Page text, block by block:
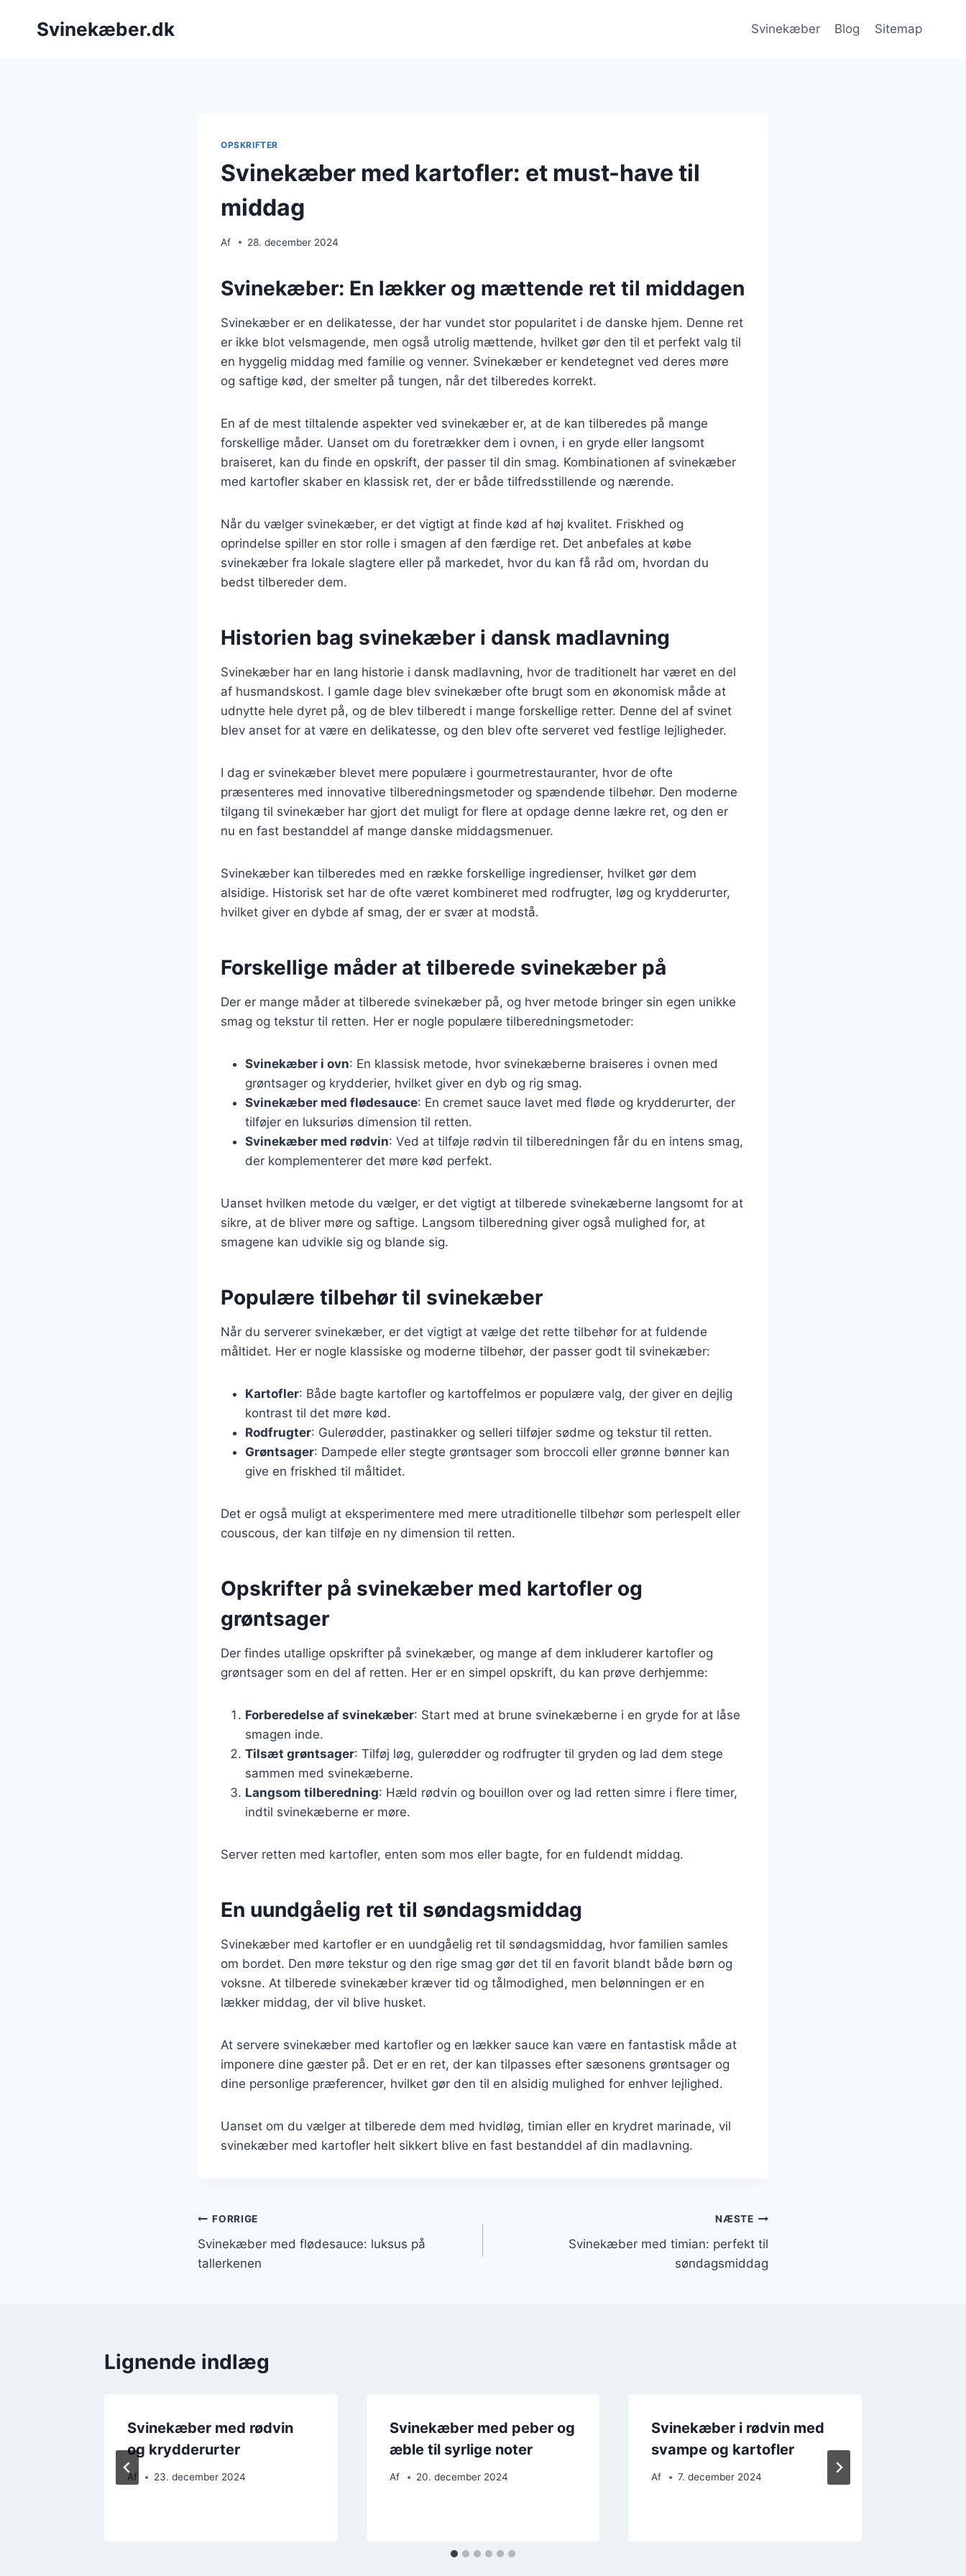
Svinekæber.dk Svinekæber Blog Sitemap
OPSKRIFTER
Svinekæber med kartofler: et must-have til
middag
Af 28. december 2024
Svinekæber: En lækker og mættende ret til middagen
Svinekæber er en delikatesse, der har vundet stor popularitet i de danske hjem. Denne ret
er ikke blot velsmagende, men også utrolig mættende, hvilket gør den til et perfekt valg til
en hyggelig middag med familie og venner. Svinekæber er kendetegnet ved deres møre
og saftige kød, der smelter på tungen, når det tilberedes korrekt.
En af de mest tiltalende aspekter ved svinekæber er, at de kan tilberedes på mange
forskellige måder. Uanset om du foretrækker dem i ovnen, i en gryde eller langsomt
braiseret, kan du finde en opskrift, der passer til din smag. Kombinationen af svinekæber
med kartofler skaber en klassisk ret, der er både tilfredsstillende og nærende.
Når du vælger svinekæber, er det vigtigt at finde kød af høj kvalitet. Friskhed og
oprindelse spiller en stor rolle i smagen af den færdige ret. Det anbefales at købe
svinekæber fra lokale slagtere eller på markedet, hvor du kan få råd om, hvordan du
bedst tilbereder dem.
Historien bag svinekæber i dansk madlavning
Svinekæber har en lang historie i dansk madlavning, hvor de traditionelt har været en del
af husmandskost. I gamle dage blev svinekæber ofte brugt som en økonomisk måde at
udnytte hele dyret på, og de blev tilberedt i mange forskellige retter. Denne del af svinet
blev anset for at være en delikatesse, og den blev ofte serveret ved festlige lejligheder.
I dag er svinekæber blevet mere populære i gourmetrestauranter, hvor de ofte
præsenteres med innovative tilberedningsmetoder og spændende tilbehør. Den moderne
tilgang til svinekæber har gjort det muligt for flere at opdage denne lækre ret, og den er
nu en fast bestanddel af mange danske middagsmenuer.
Svinekæber kan tilberedes med en række forskellige ingredienser, hvilket gør dem
alsidige. Historisk set har de ofte været kombineret med rodfrugter, løg og krydderurter,
hvilket giver en dybde af smag, der er svær at modstå.
Forskellige måder at tilberede svinekæber på
Der er mange måder at tilberede svinekæber på, og hver metode bringer sin egen unikke
smag og tekstur til retten. Her er nogle populære tilberedningsmetoder:
Svinekæber i ovn: En klassisk metode, hvor svinekæberne braiseres i ovnen med
grøntsager og krydderier, hvilket giver en dyb og rig smag.
Svinekæber med flødesauce: En cremet sauce lavet med fløde og krydderurter, der
tilføjer en luksuriøs dimension til retten.
Svinekæber med rødvin: Ved at tilføje rødvin til tilberedningen får du en intens smag,
der komplementerer det møre kød perfekt.
Uanset hvilken metode du vælger, er det vigtigt at tilberede svinekæberne langsomt for at
sikre, at de bliver møre og saftige. Langsom tilberedning giver også mulighed for, at
smagene kan udvikle sig og blande sig.
Populære tilbehør til svinekæber
Når du serverer svinekæber, er det vigtigt at vælge det rette tilbehør for at fuldende
måltidet. Her er nogle klassiske og moderne tilbehør, der passer godt til svinekæber:
Kartofler: Både bagte kartofler og kartoffelmos er populære valg, der giver en dejlig
kontrast til det møre kød.
Rodfrugter: Gulerødder, pastinakker og selleri tilføjer sødme og tekstur til retten.
Grøntsager: Dampede eller stegte grøntsager som broccoli eller grønne bønner kan
give en friskhed til måltidet.
Det er også muligt at eksperimentere med mere utraditionelle tilbehør som perlespelt eller
couscous, der kan tilføje en ny dimension til retten.
Opskrifter på svinekæber med kartofler og
grøntsager
Der findes utallige opskrifter på svinekæber, og mange af dem inkluderer kartofler og
grøntsager som en del af retten. Her er en simpel opskrift, du kan prøve derhjemme:
Forberedelse af svinekæber: Start med at brune svinekæberne i en gryde for at låse
smagen inde.
Tilsæt grøntsager: Tilføj løg, gulerødder og rodfrugter til gryden og lad dem stege
sammen med svinekæberne.
Langsom tilberedning: Hæld rødvin og bouillon over og lad retten simre i flere timer,
indtil svinekæberne er møre.
Server retten med kartofler, enten som mos eller bagte, for en fuldendt middag.
En uundgåelig ret til søndagsmiddag
Svinekæber med kartofler er en uundgåelig ret til søndagsmiddag, hvor familien samles
om bordet. Den møre tekstur og den rige smag gør det til en favorit blandt både børn og
voksne. At tilberede svinekæber kræver tid og tålmodighed, men belønningen er en
lækker middag, der vil blive husket.
At servere svinekæber med kartofler og en lækker sauce kan være en fantastisk måde at
imponere dine gæster på. Det er en ret, der kan tilpasses efter sæsonens grøntsager og
dine personlige præferencer, hvilket gør den til en alsidig mulighed for enhver lejlighed.
Uanset om du vælger at tilberede dem med hvidløg, timian eller en krydret marinade, vil
svinekæber med kartofler helt sikkert blive en fast bestanddel af din madlavning.
Indlægsnavigation
FORRIGE
Svinekæber med flødesauce: luksus på
tallerkenen
NÆSTE
Svinekæber med timian: perfekt til
søndagsmiddag
Lignende indlæg
Svinekæber med rødvin
og krydderurter
Af 23. december 2024
Svinekæber med peber og
æble til syrlige noter
Af 20. december 2024
Svinekæber i rødvin med
svampe og kartofler
Af 7. december 2024